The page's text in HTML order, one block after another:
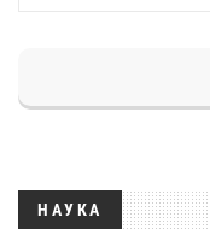
НАУКА